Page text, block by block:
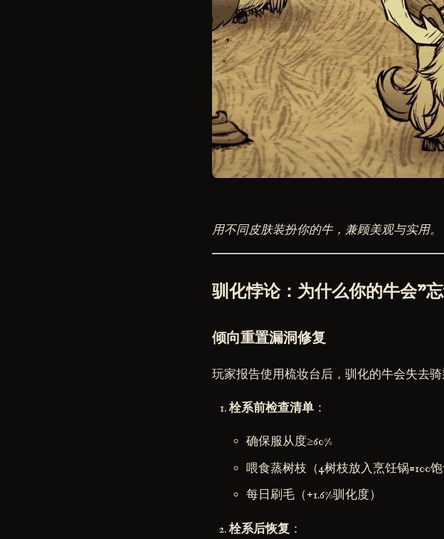
用不同皮肤装扮你的牛，兼顾美观与实用。
驯化悖论：为什么你的牛会"
倾向重置漏洞修复
玩家报告使用梳妆台后，驯化的牛会失去
栓系前检查清单 ：
确保服从度≥60%
喂食蒸树枝（4树枝放入烹饪锅=100饱
每日刷毛（+1.6%驯化度）
栓系后恢复 ：